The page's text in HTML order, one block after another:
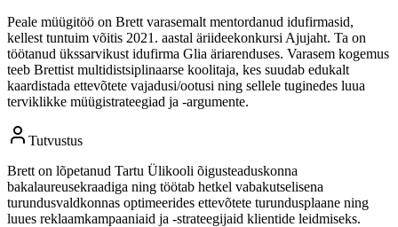
Peale müügitöö on Brett varasemalt mentordanud idufirmasid,
kellest tuntuim võitis 2021. aastal äriideekonkursi Ajujaht. Ta on
töötanud ükssarvikust idufirma Glia äriarenduses. Varasem kogemus
teeb Brettist multidistsiplinaarse koolitaja, kes suudab edukalt
kaardistada ettevõtete vajadusi/ootusi ning sellele tuginedes luua
terviklikke müügistrateegiad ja -argumente.
Tutvustus
Brett on lõpetanud Tartu Ülikooli õigusteaduskonna
bakalaureusekraadiga ning töötab hetkel vabakutselisena
turundusvaldkonnas optimeerides ettevõtete turundusplaane ning
luues reklaamkampaaniaid ja -strateegijaid klientide leidmiseks.